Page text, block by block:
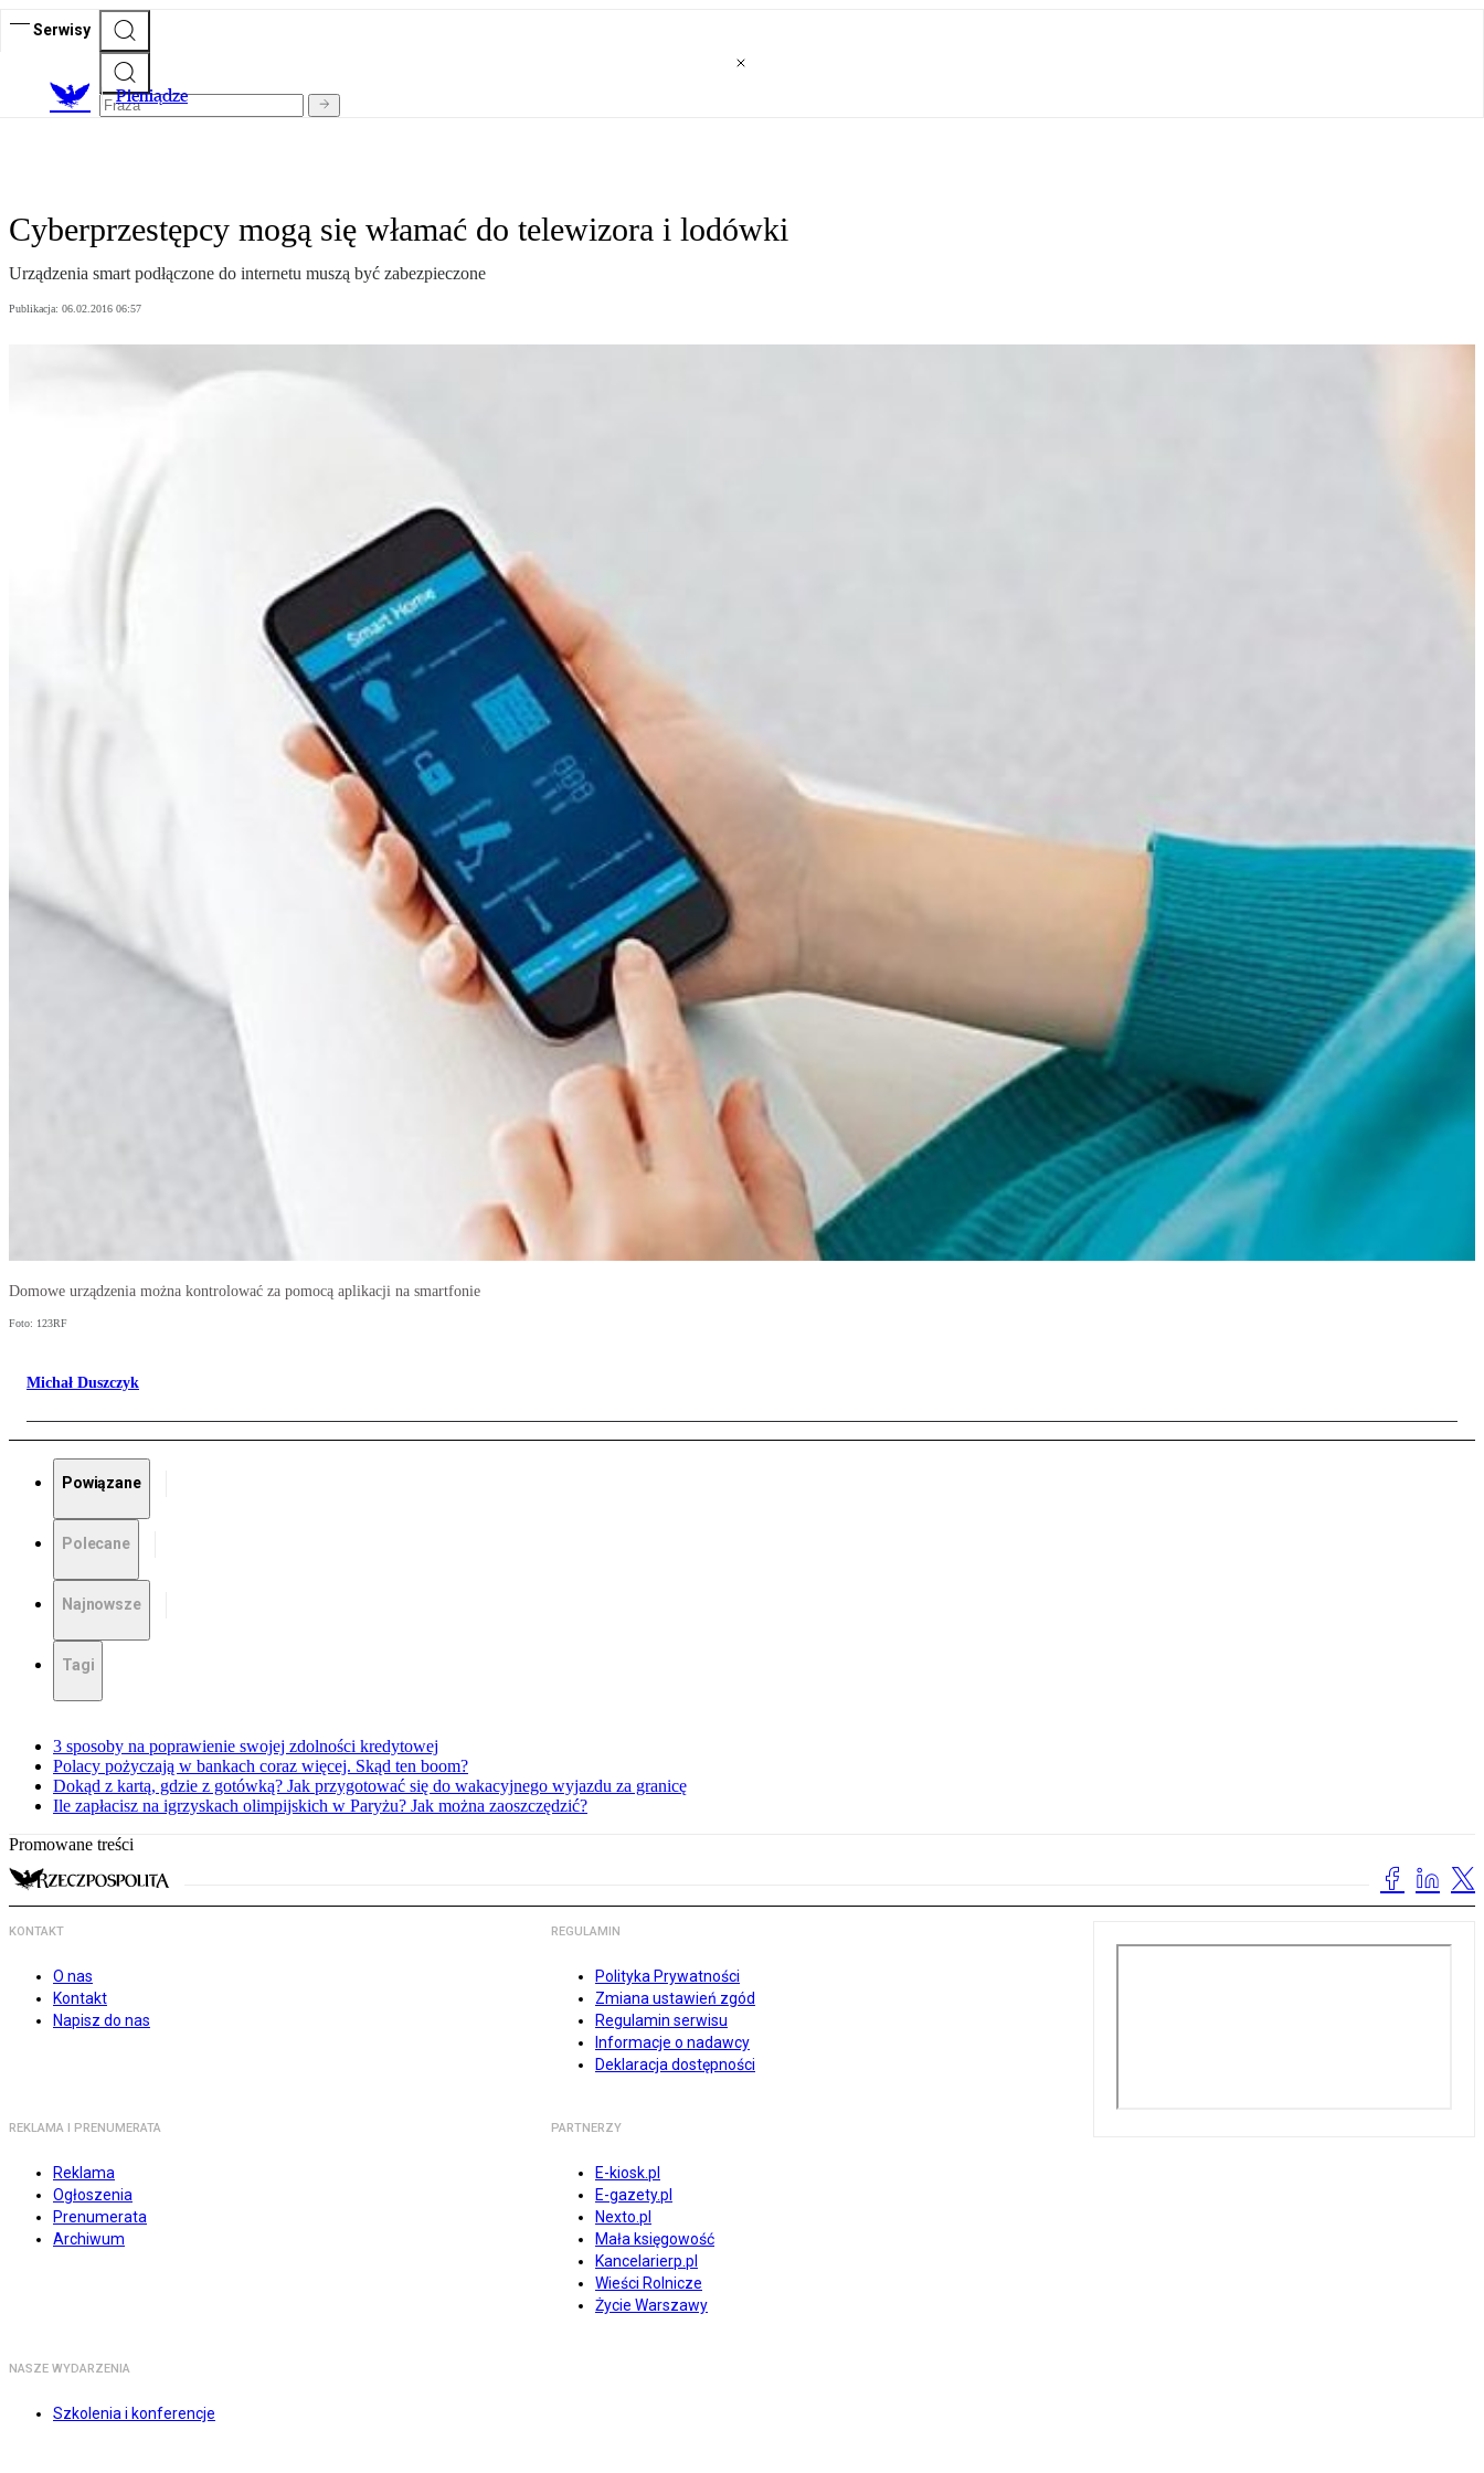
Serwisy
Pieniądze
Cyberprzestępcy mogą się włamać do telewizora i lodówki
Urządzenia smart podłączone do internetu muszą być zabezpieczone
Publikacja: 06.02.2016 06:57
Domowe urządzenia można kontrolować za pomocą aplikacji na smartfonie
Foto: 123RF
Michał Duszczyk
Powiązane
Polecane
Najnowsze
Tagi
3 sposoby na poprawienie swojej zdolności kredytowej
Polacy pożyczają w bankach coraz więcej. Skąd ten boom?
Dokąd z kartą, gdzie z gotówką? Jak przygotować się do wakacyjnego wyjazdu za granicę
Ile zapłacisz na igrzyskach olimpijskich w Paryżu? Jak można zaoszczędzić?
Promowane treści
KONTAKT
O nas
Kontakt
Napisz do nas
REGULAMIN
Polityka Prywatności
Zmiana ustawień zgód
Regulamin serwisu
Informacje o nadawcy
Deklaracja dostępności
REKLAMA I PRENUMERATA
Reklama
Ogłoszenia
Prenumerata
Archiwum
PARTNERZY
E-kiosk.pl
E-gazety.pl
Nexto.pl
Mała księgowość
Kancelarierp.pl
Wieści Rolnicze
Życie Warszawy
NASZE WYDARZENIA
Szkolenia i konferencje